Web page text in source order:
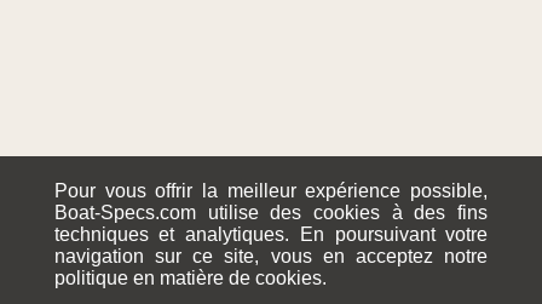
Pour vous offrir la meilleur expérience possible,
Boat-Specs.com utilise des cookies à des fins
techniques et analytiques. En poursuivant votre
navigation sur ce site, vous en acceptez notre
politique en matière de cookies.